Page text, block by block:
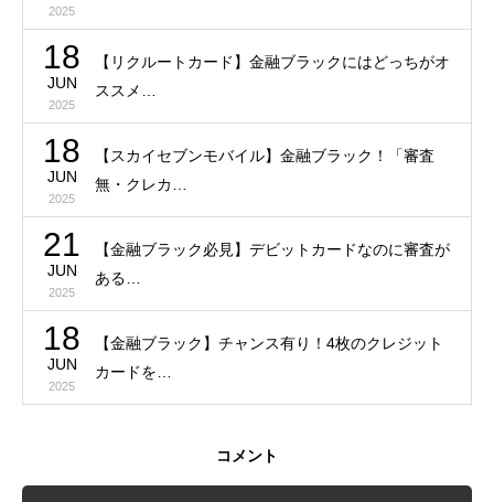
2025
18
JUN
2025
【リクルートカード】金融ブラックにはどっちがオ
ススメ…
18
JUN
2025
【スカイセブンモバイル】金融ブラック！「審査
無・クレカ…
21
JUN
2025
【金融ブラック必見】デビットカードなのに審査が
ある…
18
JUN
2025
【金融ブラック】チャンス有り！4枚のクレジット
カードを…
コメント